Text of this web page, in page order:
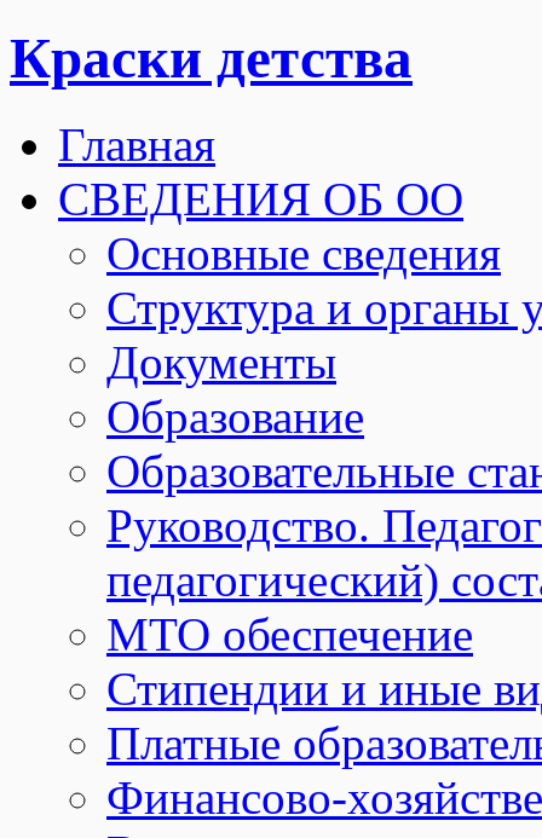
Краски детства
Главная
СВЕДЕНИЯ ОБ ОО
Основные сведения
Структура и органы
Документы
Образование
Образовательные
Руководство.
педагогический)
МТО обеспечение
Стипендии и иные
Платные
Финансово-